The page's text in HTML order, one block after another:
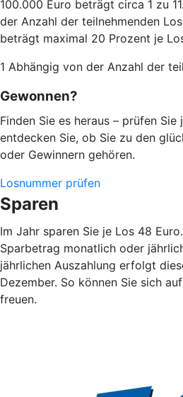
100.000 Euro beträgt circa 1 zu
der Anzahl der teilnehmenden
beträgt maximal 20 Prozent je
1 Abhängig von der Anzahl der
Gewonnen?
Finden Sie es heraus – prüfen
entdecken Sie, ob Sie zu den
oder Gewinnern gehören.
Losnummer prüfen
Sparen
Im Jahr sparen Sie je Los 48
Sparbetrag monatlich oder
jährlichen Auszahlung erfolgt
Dezember. So können Sie sich
freuen.